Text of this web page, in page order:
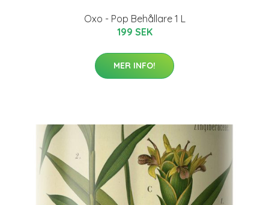
Oxo - Pop Behållare 1 L
199 SEK
MER INFO!